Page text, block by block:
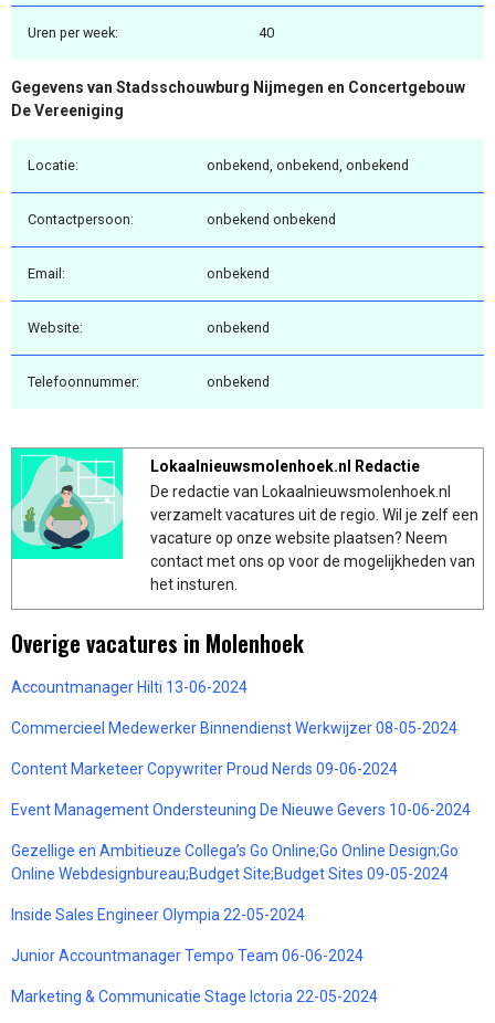
Uren per week: 40
Gegevens van Stadsschouwburg Nijmegen en Concertgebouw
De Vereeniging
Locatie: onbekend, onbekend, onbekend
Contactpersoon: onbekend onbekend
Email: onbekend
Website: onbekend
Telefoonnummer: onbekend
Lokaalnieuwsmolenhoek.nl Redactie
De redactie van Lokaalnieuwsmolenhoek.nl
verzamelt vacatures uit de regio. Wil je zelf een
vacature op onze website plaatsen? Neem
contact met ons op voor de mogelijkheden van
het insturen.
Overige vacatures in Molenhoek
Accountmanager Hilti 13-06-2024
Commercieel Medewerker Binnendienst Werkwijzer 08-05-2024
Content Marketeer Copywriter Proud Nerds 09-06-2024
Event Management Ondersteuning De Nieuwe Gevers 10-06-2024
Gezellige en Ambitieuze Collega’s Go Online;Go Online Design;Go
Online Webdesignbureau;Budget Site;Budget Sites 09-05-2024
Inside Sales Engineer Olympia 22-05-2024
Junior Accountmanager Tempo Team 06-06-2024
Marketing & Communicatie Stage Ictoria 22-05-2024